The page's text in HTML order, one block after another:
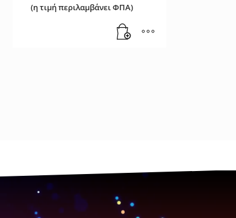
(η τιμή περιλαμβάνει ΦΠΑ)